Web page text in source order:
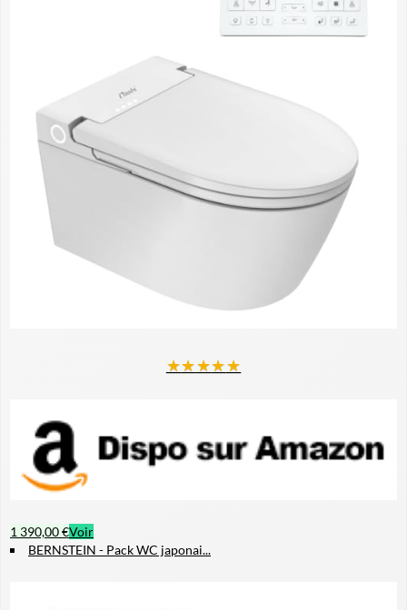
★★★★★
1 390,00 €Voir
BERNSTEIN - Pack WC japonai...